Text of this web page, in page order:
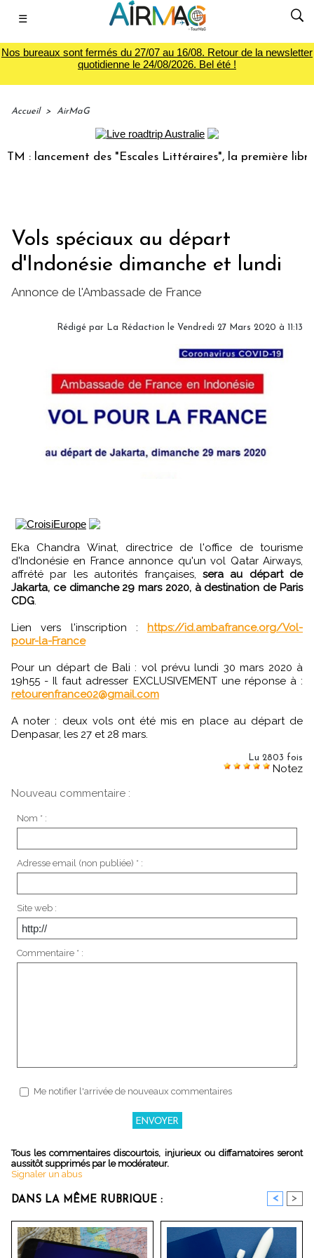
☰
Nos bureaux sont fermés du 27/07 au 16/08. Retour de la newsletter
quotidienne le 24/08/2026. Bel été !
Accueil > AirMaG
: lancement des "Escales Littéraires", la première
Vols spéciaux au départ
d'Indonésie dimanche et lundi
Annonce de l'Ambassade de France
Rédigé par La Rédaction le Vendredi 27 Mars 2020 à 11:13
Eka Chandra Winat, directrice de l'office de tourisme
d'Indonésie en France annonce qu'un vol Qatar Airways,
affrété par les autorités françaises, sera au départ de
Jakarta, ce dimanche 29 mars 2020, à destination de Paris
CDG.
Lien vers l'inscription :
https://id.ambafrance.org/Vol-
pour-la-France
Pour un départ de Bali : vol prévu lundi 30 mars 2020 à
19h55 - Il faut adresser EXCLUSIVEMENT une réponse à :
retourenfrance02@gmail.com
A noter : deux vols ont été mis en place au départ de
Denpasar, les 27 et 28 mars.
Lu 2803 fois
Notez
Nouveau commentaire :
Nom * :
Adresse email (non publiée) * :
Site web :
Commentaire * :
Me notifier l'arrivée de nouveaux commentaires
Tous les commentaires discourtois, injurieux ou diffamatoires seront
aussitôt supprimés par le modérateur.
Signaler un abus
DANS LA MÊME RUBRIQUE : < >